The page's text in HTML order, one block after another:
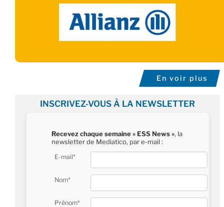
En voir plus
INSCRIVEZ-VOUS À LA NEWSLETTER
Recevez chaque semaine « ESS News », la
newsletter de Mediatico, par e-mail :
E-mail*
Nom*
Prénom*